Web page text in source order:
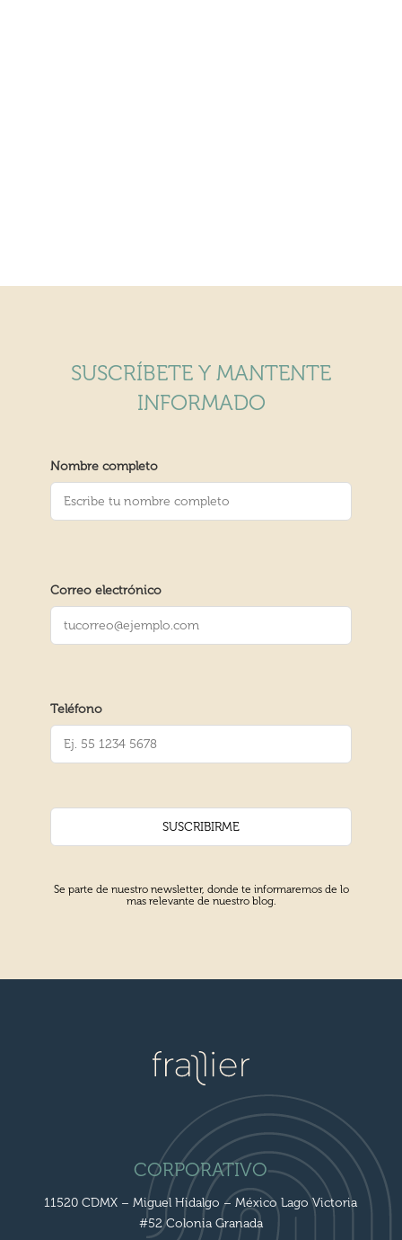
SUSCRÍBETE Y MANTENTE
INFORMADO
Nombre completo
Correo electrónico
Teléfono
Se parte de nuestro newsletter, donde te informaremos de lo
mas relevante de nuestro blog.
CORPORATIVO
11520 CDMX – Miguel Hidalgo – México Lago Victoria
#52 Colonia Granada